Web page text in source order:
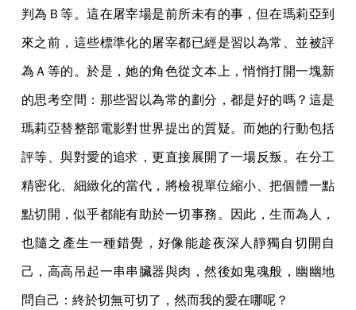
判為Ｂ等。這在屠宰場是前所未有的事，但在瑪莉亞到
來之前，這些標準化的屠宰都已經是習以為常、並被評
為Ａ等的。於是，她的角色從文本上，悄悄打開一塊新
的思考空間：那些習以為常的劃分，都是好的嗎？這是
瑪莉亞替整部電影對世界提出的質疑。而她的行動包括
評等、與對愛的追求，更直接展開了一場反叛。在分工
精密化、細緻化的當代，將檢視單位縮小、把個體一點
點切開，似乎都能有助於一切事務。因此，生而為人，
也隨之產生一種錯覺，好像能趁夜深人靜獨自切開自
己，高高吊起一串串臟器與肉，然後如鬼魂般，幽幽地
問自己：終於切無可切了，然而我的愛在哪呢？